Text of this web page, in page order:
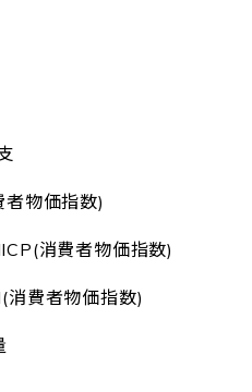
物価指数)
消費者物価指数)
費者物価指数)